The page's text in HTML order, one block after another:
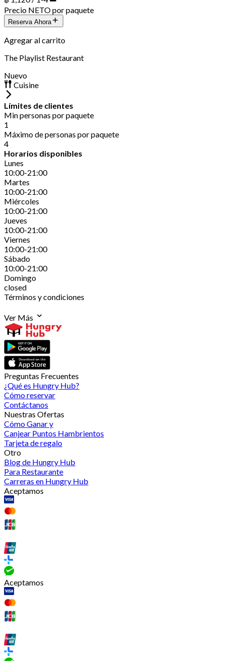
Precio NETO por paquete
Reserva Ahora
Agregar al carrito
The Playlist Restaurant
Nuevo
Cuisine
Límites de clientes
Min personas por paquete
1
Máximo de personas por paquete
4
Horarios disponibles
Lunes
10:00-21:00
Martes
10:00-21:00
Miércoles
10:00-21:00
Jueves
10:00-21:00
Viernes
10:00-21:00
Sábado
10:00-21:00
Domingo
closed
Términos y condiciones
Ver Más
Preguntas Frecuentes
¿Qué es Hungry Hub?
Cómo reservar
Contáctanos
Nuestras Ofertas
Cómo Ganar y
Canjear Puntos Hambrientos
Tarjeta de regalo
Otro
Blog de Hungry Hub
Para Restaurante
Carreras en Hungry Hub
Aceptamos
Aceptamos